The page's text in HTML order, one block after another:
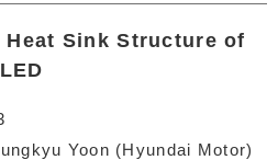
Sink Structure of
Byungkyu Yoon (Hyundai Motor)